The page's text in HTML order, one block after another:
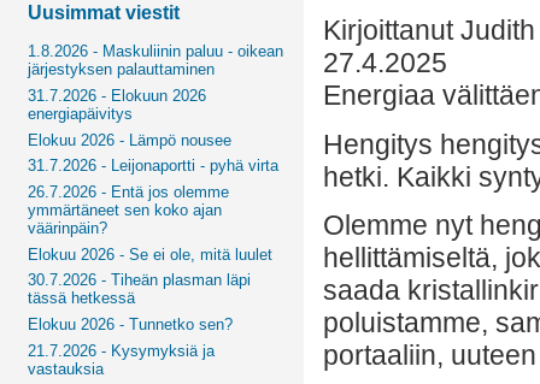
Uusimmat viestit
1.8.2026 - Maskuliinin paluu - oikean
järjestyksen palauttaminen
31.7.2026 - Elokuun 2026
energiapäivitys
Elokuu 2026 - Lämpö nousee
31.7.2026 - Leijonaportti - pyhä virta
26.7.2026 - Entä jos olemme
ymmärtäneet sen koko ajan
väärinpäin?
Elokuu 2026 - Se ei ole, mitä luulet
30.7.2026 - Tiheän plasman läpi
tässä hetkessä
Elokuu 2026 - Tunnetko sen?
21.7.2026 - Kysymyksiä ja
vastauksia
Kirjoittanut
27.4.2025
Energiaa
Hengitys
hetki. Kaikki
Olemme nyt
hellittämiseltä,
saada
poluistamme,
portaaliin,